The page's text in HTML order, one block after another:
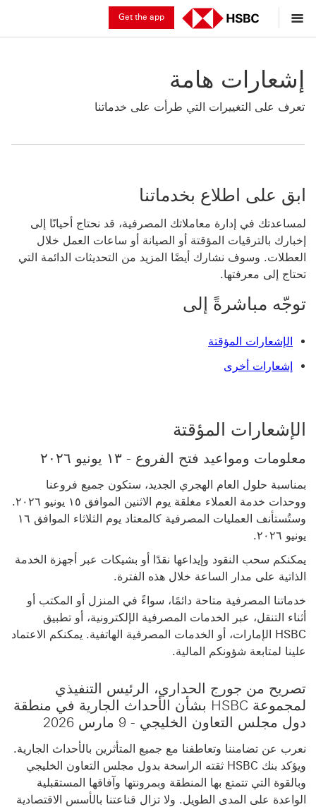
Get the app
إشعارات هامة
تعرف على التغييرات التي طرأت على خدماتنا
ابق على اطلاع بخدماتنا
لمساعدتك في إدارة معاملاتك المصرفية، قد نحتاج أحيانًا إلى
إخبارك بالترقيات المؤقتة أو الصيانة أو ساعات العمل خلال
العطلات. وسوف نشارك أيضًا المزيد من التحديثات الدائمة التي
تحتاج إلى معرفتها.
توجّه مباشرةً إلى
الإشعارات المؤقتة
إشعارات أخرى
الإشعارات المؤقتة
معلومات ومواعيد فتح الفروع - ١٣ يونيو ٢٠٢٦
بمناسبة حلول العام الهجري الجديد، ستكون جميع فروعنا
ووحدات خدمة العملاء مغلقة يوم الاثنين الموافق ١٥ يونيو ٢٠٢٦.
وستُستأنف العمليات المصرفية كالمعتاد يوم الثلاثاء الموافق ١٦
يونيو ٢٠٢٦.
يمكنكم سحب النقود وإيداعها نقدًا أو بشيكات عبر أجهزة الخدمة
الذاتية على مدار الساعة خلال هذه الفترة.
خدماتنا المصرفية متاحة دائمًا، سواءً في المنزل أو المكتب أو
أثناء التنقل، عبر الخدمات المصرفية الإلكترونية، أو تطبيق
HSBC الإمارات، أو الخدمات المصرفية الهاتفية. يمكنكم الاعتماد
علينا لمتابعة شؤونكم المالية.
تصريح من جورج الحداري، الرئيس التنفيذي
لمجموعة HSBC بشأن الأحداث الجارية في منطقة
دول مجلس التعاون الخليجي - 9 مارس 2026
نعرب عن تضامننا وتعاطفنا مع جميع المتأثرين بالأحداث الجارية.
ويؤكد بنك HSBC ثقته الراسخة بدول مجلس التعاون الخليجي
وبالقوة التي تتمتع بها المنطقة وبمرونتها وآفاقها المستقبلية
الواعدة على المدى الطويل. ولا تزال قناعتنا بالأسس الاقتصادية